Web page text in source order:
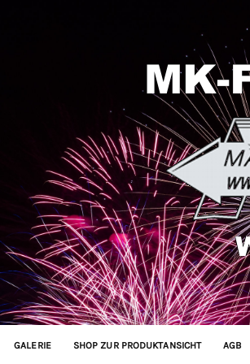
GALERIE SHOP ZUR PRODUKTANSICHT AGB